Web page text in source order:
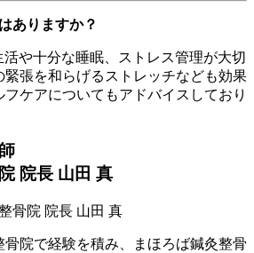
ありますか？
や十分な睡眠、ストレス管理が大切
緊張を和らげるストレッチなども効果
ケアについてもアドバイスしており
院長 山田 真
院で経験を積み、まほろば鍼灸整骨